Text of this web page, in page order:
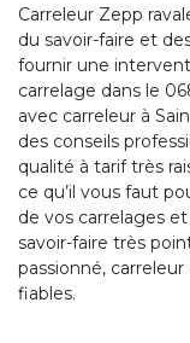
Carreleur Zepp
du savoir-faire et
fournir une
carrelage dans le
avec carreleur à
des conseils
qualité à tarif très
ce qu’il vous faut
de vos carrelages
savoir-faire très
passionné,
fiables.